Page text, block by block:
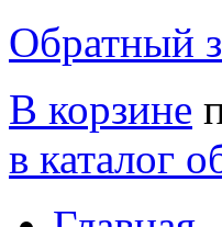
Обратный
В корзине
в каталог